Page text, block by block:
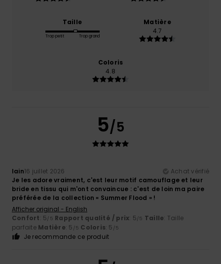
Taille
Trop petit Trop grand
Matière
4.7
Coloris
4.8
5/5
Iain16 juillet 2026
Achat vérifié
Je les adore vraiment, c'est leur motif camouflage et leur
bride en tissu qui m'ont convaincue : c'est de loin ma paire
préférée de la collection « Summer Flood » !
Afficher original - English
Confort: 5/5 Rapport qualité / prix: 5/5 Taille: Taille
parfaite Matière: 5 /5 Coloris: 5 /5
Je recommande ce produit